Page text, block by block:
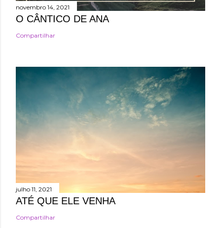
novembro 14, 2021
O CÂNTICO DE ANA
Compartilhar
julho 11, 2021
ATÉ QUE ELE VENHA
Compartilhar